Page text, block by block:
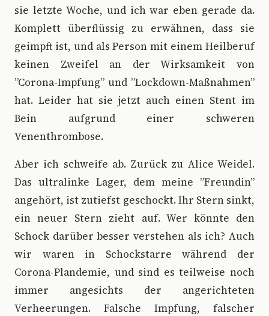
sie letzte Woche, und ich war eben gerade da.
Komplett überflüssig zu erwähnen, dass sie
geimpft ist, und als Person mit einem Heilberuf
keinen Zweifel an der Wirksamkeit von
”Corona-Impfung” und ”Lockdown-Maßnahmen”
hat. Leider hat sie jetzt auch einen Stent im
Bein aufgrund einer schweren
Venenthrombose.
Aber ich schweife ab. Zurück zu Alice Weidel.
Das ultralinke Lager, dem meine ”Freundin”
angehört, ist zutiefst geschockt. Ihr Stern sinkt,
ein neuer Stern zieht auf. Wer könnte den
Schock darüber besser verstehen als ich? Auch
wir waren in Schockstarre während der
Corona-Plandemie, und sind es teilweise noch
immer angesichts der angerichteten
Verheerungen. Falsche Impfung, falscher